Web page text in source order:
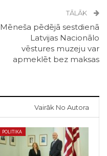
TĀLĀK
Mēneša pēdējā sestdienā
Latvijas Nacionālo
vēstures muzeju var
apmeklēt bez maksas
Vairāk No Autora
POLITIKA